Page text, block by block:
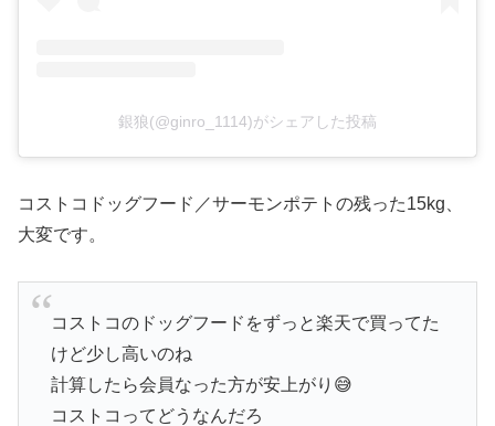
銀狼(@ginro_1114)がシェアした投稿
コストコドッグフード／サーモンポテトの残った15kg、
大変です。
コストコのドッグフードをずっと楽天で買ってた
けど少し高いのね
計算したら会員なった方が安上がり😅
コストコってどうなんだろ